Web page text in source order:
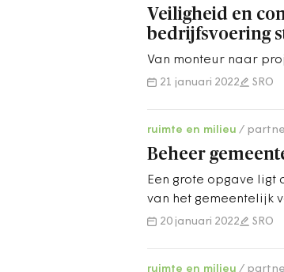
Veiligheid en
bedrijfsvoering
Van monteur naar
21 januari 2022 SRO
ruimte en milieu
Beheer
Een grote opgave ligt
van het gemeentelijk
20 januari 2022 SRO
ruimte en milieu